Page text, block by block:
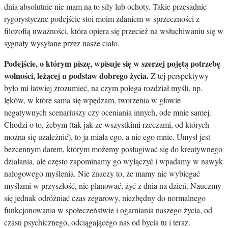
dnia absolutnie nie mam na to siły lub ochoty. Takie przesadnie
rygorystyczne podejście stoi moim zdaniem w sprzeczności z
filozofią uważności, która opiera się przecież na wsłuchiwaniu się w
sygnały wysyłane przez nasze ciało.
Podejście, o którym piszę, wpisuje się w szerzej pojętą potrzebę
wolności, leżącej u podstaw dobrego życia.Z tej perspektywy
było mi łatwiej zrozumieć, na czym polega rozdział myśli, np.
lęków, w które sama się wpędzam, tworzenia w głowie
negatywnych scenariuszy czy oceniania innych, ode mnie samej.
Chodzi o to, żebym (tak jak ze wszystkimi rzeczami, od których
można się uzależnić), to ja miała ego, a nie ego mnie. Umysł jest
bezcennym darem, którym możemy posługiwać się do kreatywnego
działania, ale często zapominamy go wyłączyć i wpadamy w nawyk
nałogowego myślenia. Nie znaczy to, że mamy nie wybiegać
myślami w przyszłość, nie planować, żyć z dnia na dzień. Nauczmy
się jednak odróżniać czas zegarowy, niezbędny do normalnego
funkcjonowania w społeczeństwie i ogarniania naszego życia, od
czasu psychicznego, odciągającego nas od bycia tu i teraz.